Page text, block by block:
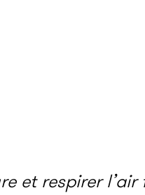
et respirer